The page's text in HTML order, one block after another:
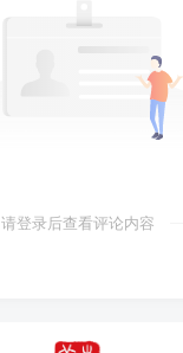
请登录后查看评论内容